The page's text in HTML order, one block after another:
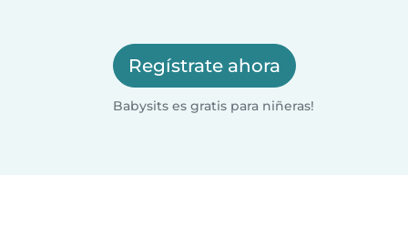
Regístrate ahora
Babysits es gratis para niñeras!